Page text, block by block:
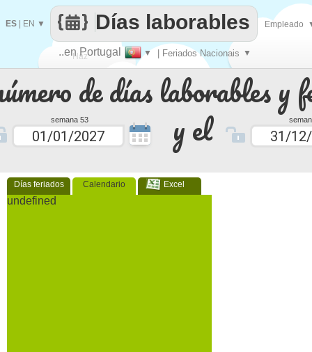
de días laborables y
semana 53 y el
Días feriados Calendario Excel
undefined
Haz
que
..en Portugal ▼ | Feriados Nacionais ▼
Días laborables
ES EN ▼ Empleado